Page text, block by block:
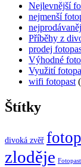
Nejlevnější
nejmenší
Příběhy z
prodej
Výhodné
Využití
wifi fotopast
Štítky
divoká zvěř
zloděje